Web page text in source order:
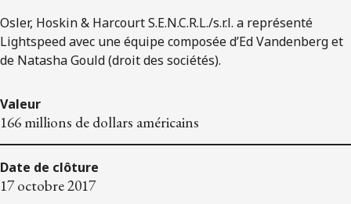
Osler, Hoskin & Harcourt S.E.N.C.R.L./s.r.l. a représenté
Lightspeed avec une équipe composée d’Ed Vandenberg et
de Natasha Gould (droit des sociétés).
Valeur
166 millions de dollars américains
Date de clôture
17 octobre 2017